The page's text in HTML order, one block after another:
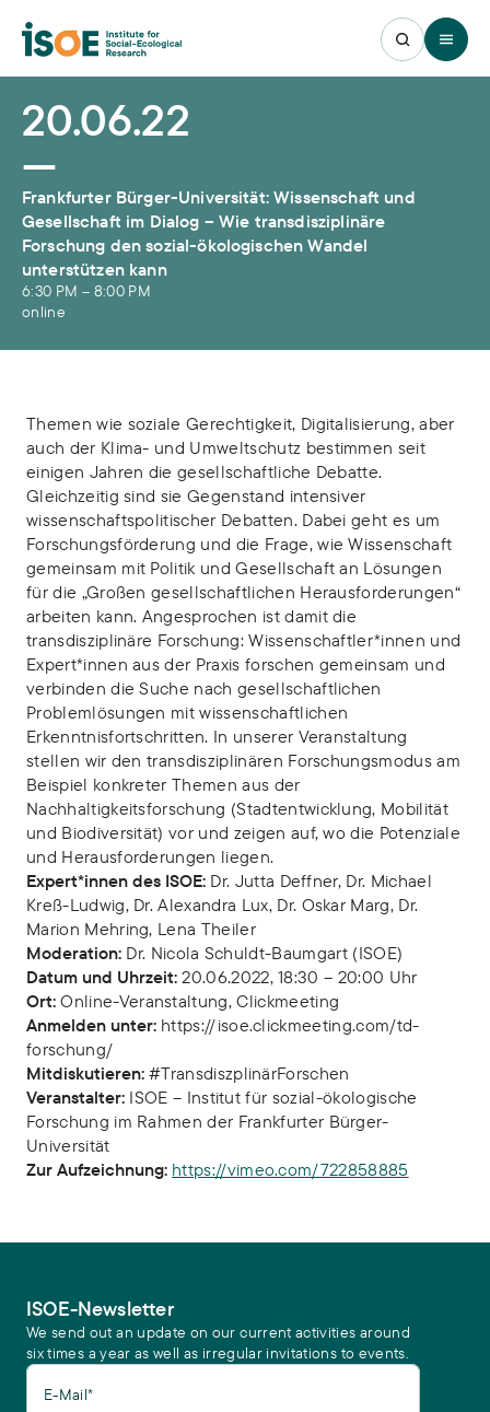
Open
20.06.22
—
Frankfurter Bürger-Universität: Wissenschaft und
Gesellschaft im Dialog – Wie transdisziplinäre
Forschung den sozial-ökologischen Wandel
unterstützen kann
6:30 PM – 8:00 PM
online
Themen wie soziale Gerechtigkeit, Digitalisierung, aber
auch der Klima- und Umweltschutz bestimmen seit
einigen Jahren die gesellschaftliche Debatte.
Gleichzeitig sind sie Gegenstand intensiver
wissenschaftspolitischer Debatten. Dabei geht es um
Forschungsförderung und die Frage, wie Wissenschaft
gemeinsam mit Politik und Gesellschaft an Lösungen
für die „Großen gesellschaftlichen Herausforderungen“
arbeiten kann. Angesprochen ist damit die
transdisziplinäre Forschung: Wissenschaftler*innen und
Expert*innen aus der Praxis forschen gemeinsam und
verbinden die Suche nach gesellschaftlichen
Problemlösungen mit wissenschaftlichen
Erkenntnisfortschritten. In unserer Veranstaltung
stellen wir den transdisziplinären Forschungsmodus am
Beispiel konkreter Themen aus der
Nachhaltigkeitsforschung (Stadtentwicklung, Mobilität
und Biodiversität) vor und zeigen auf, wo die Potenziale
und Herausforderungen liegen.
Expert*innen des ISOE: Dr. Jutta Deffner, Dr. Michael
Kreß-Ludwig, Dr. Alexandra Lux, Dr. Oskar Marg, Dr.
Marion Mehring, Lena Theiler
Moderation: Dr. Nicola Schuldt-Baumgart (ISOE)
Datum und Uhrzeit: 20.06.2022, 18:30 – 20:00 Uhr
Ort: Online-Veranstaltung, Clickmeeting
Anmelden unter: https://isoe.clickmeeting.com/td-
forschung/
Mitdiskutieren: #TransdiszplinärForschen
Veranstalter: ISOE – Institut für sozial-ökologische
Forschung im Rahmen der Frankfurter Bürger-
Universität
Zur Aufzeichnung: https://vimeo.com/722858885
ISOE-Newsletter
We send out an update on our current activities around
six times a year as well as irregular invitations to events.
E-Mail*